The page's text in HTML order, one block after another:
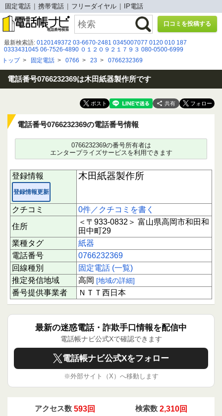
固定電話 携帯電話 フリーダイヤル IP電話
口コミを投稿する
最新検索語: 0120149372 03-6670-2481 0345007077 0120 010 187
0333431045 06-7526-4890 ０１２０９２１７９３ 080-0500-6999
0120-123-106
08002002023
050 5291 6521 03-4335-4419 070-6533-0459 0366358728
0120996900 07010646333 0120919866 05030339703 07035205283
0350500841 07013426633
トップ> 固定電話 > 0766 > 23 > 0766232369
電話番号0766232369は木田紙器製作所です
共有
電話番号0766232369の電話番号情報
0766232369の番号所有者は
エンタープライズサービスを利用できます
登録情報
登録情報更新
木田紙器製作所
クチコミ
0件／クチコミを書く
住所
＜〒933-0832＞ 富山県高岡市和田和
田中町29
業種タグ
紙器
電話番号
0766232369
回線種別
固定電話 (一覧)
推定発信地域
高岡 [地域の詳細]
番号提供事業者 ＮＴＴ西日本
最新の迷惑電話・詐欺手口情報を配信中
電話帳ナビ公式Xで確認できます
電話帳ナビ公式Xをフォロー
※外部サイト（X）へ移動します
アクセス数 593回 検索数 2,310回